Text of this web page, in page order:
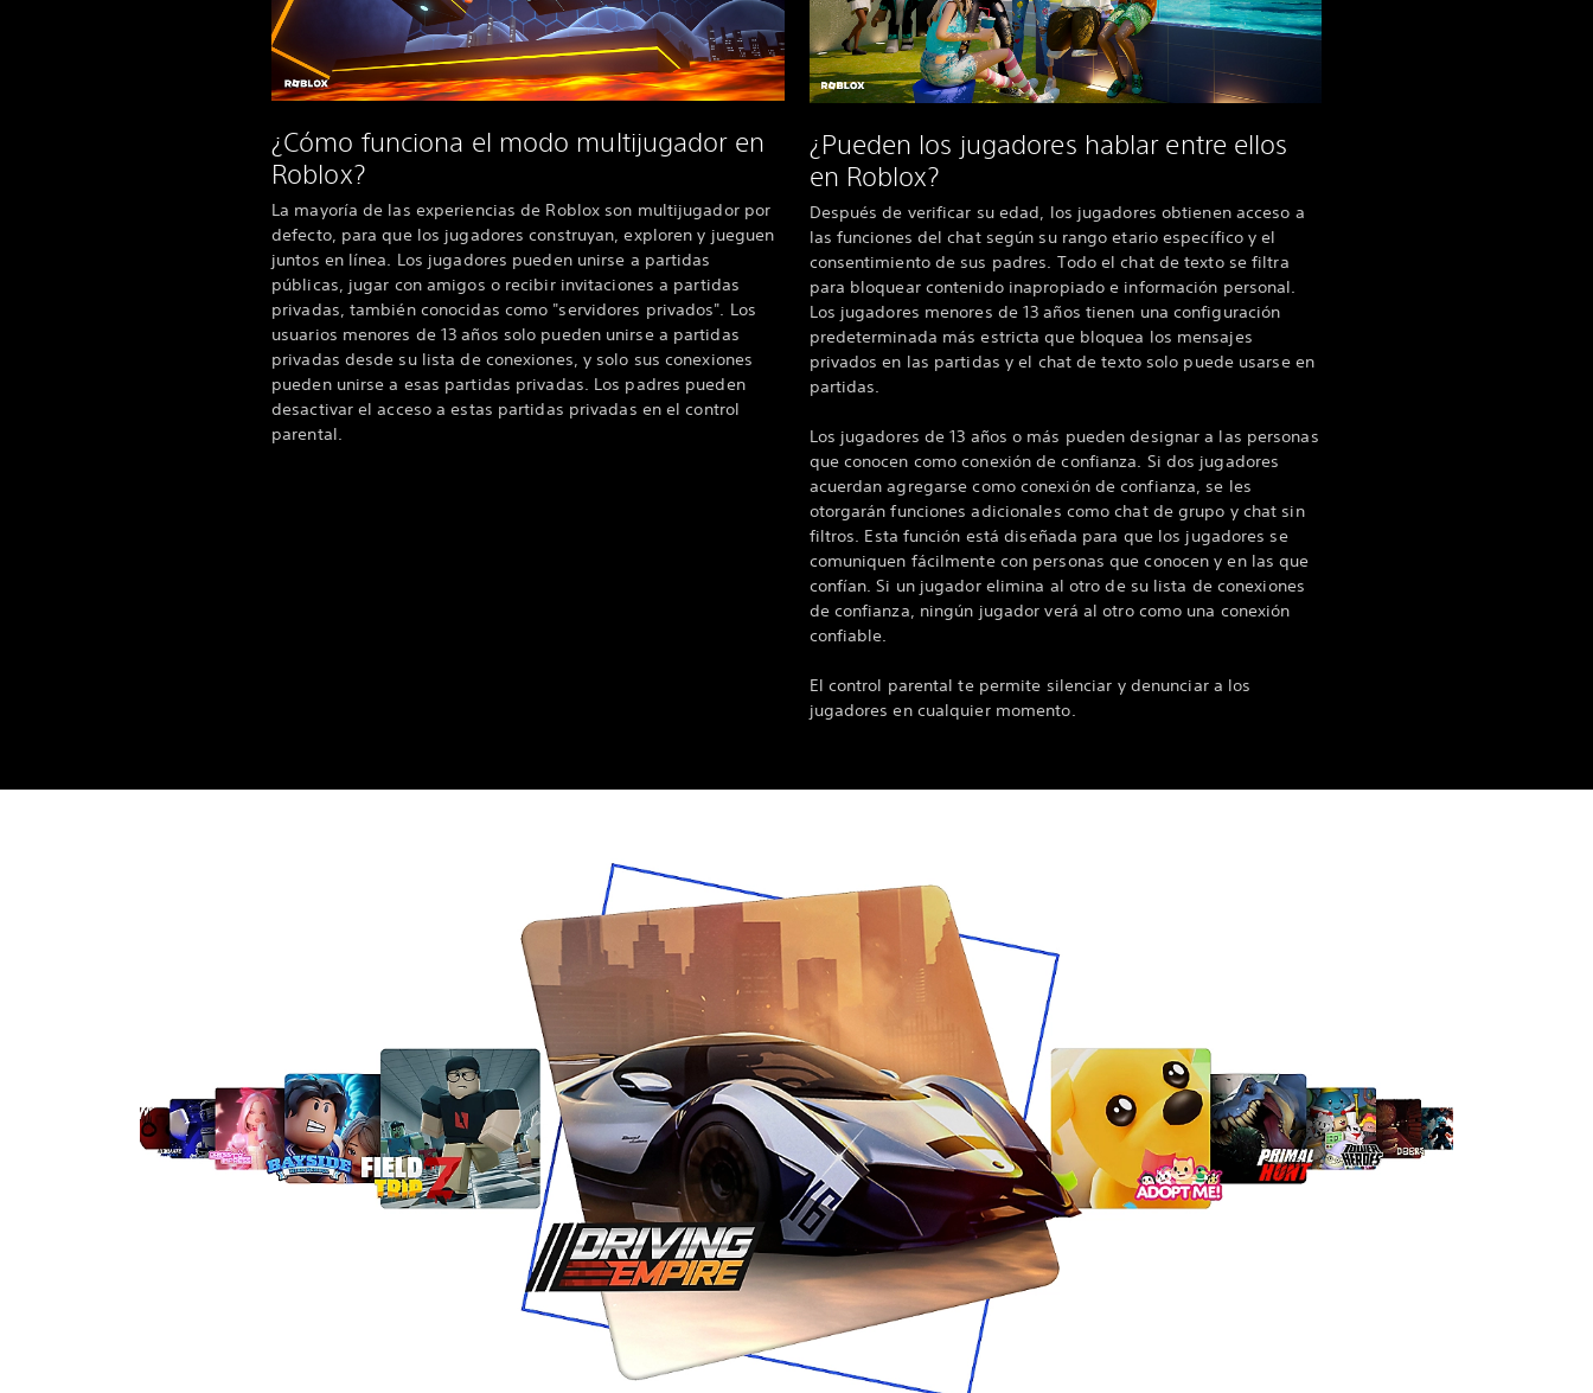
¿Cómo funciona el modo multijugador en
Roblox?
La mayoría de las experiencias de Roblox son multijugador por
defecto, para que los jugadores construyan, exploren y jueguen
juntos en línea. Los jugadores pueden unirse a partidas
públicas, jugar con amigos o recibir invitaciones a partidas
privadas, también conocidas como "servidores privados". Los
usuarios menores de 13 años solo pueden unirse a partidas
privadas desde su lista de conexiones, y solo sus conexiones
pueden unirse a esas partidas privadas. Los padres pueden
desactivar el acceso a estas partidas privadas en el control
parental.
¿Pueden los jugadores hablar entre ellos
en Roblox?
Después de verificar su edad, los jugadores obtienen acceso a
las funciones del chat según su rango etario específico y el
consentimiento de sus padres. Todo el chat de texto se filtra
para bloquear contenido inapropiado e información personal.
Los jugadores menores de 13 años tienen una configuración
predeterminada más estricta que bloquea los mensajes
privados en las partidas y el chat de texto solo puede usarse en
partidas.
Los jugadores de 13 años o más pueden designar a las personas
que conocen como conexión de confianza. Si dos jugadores
acuerdan agregarse como conexión de confianza, se les
otorgarán funciones adicionales como chat de grupo y chat sin
filtros. Esta función está diseñada para que los jugadores se
comuniquen fácilmente con personas que conocen y en las que
confían. Si un jugador elimina al otro de su lista de conexiones
de confianza, ningún jugador verá al otro como una conexión
confiable.
El control parental te permite silenciar y denunciar a los
jugadores en cualquier momento.